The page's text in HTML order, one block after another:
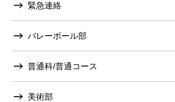
緊急連絡
バレーボール部
普通科/普通コース
美術部